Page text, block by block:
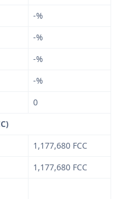
-%
-%
-%
-%
0
1,177,680 FCC
1,177,680 FCC